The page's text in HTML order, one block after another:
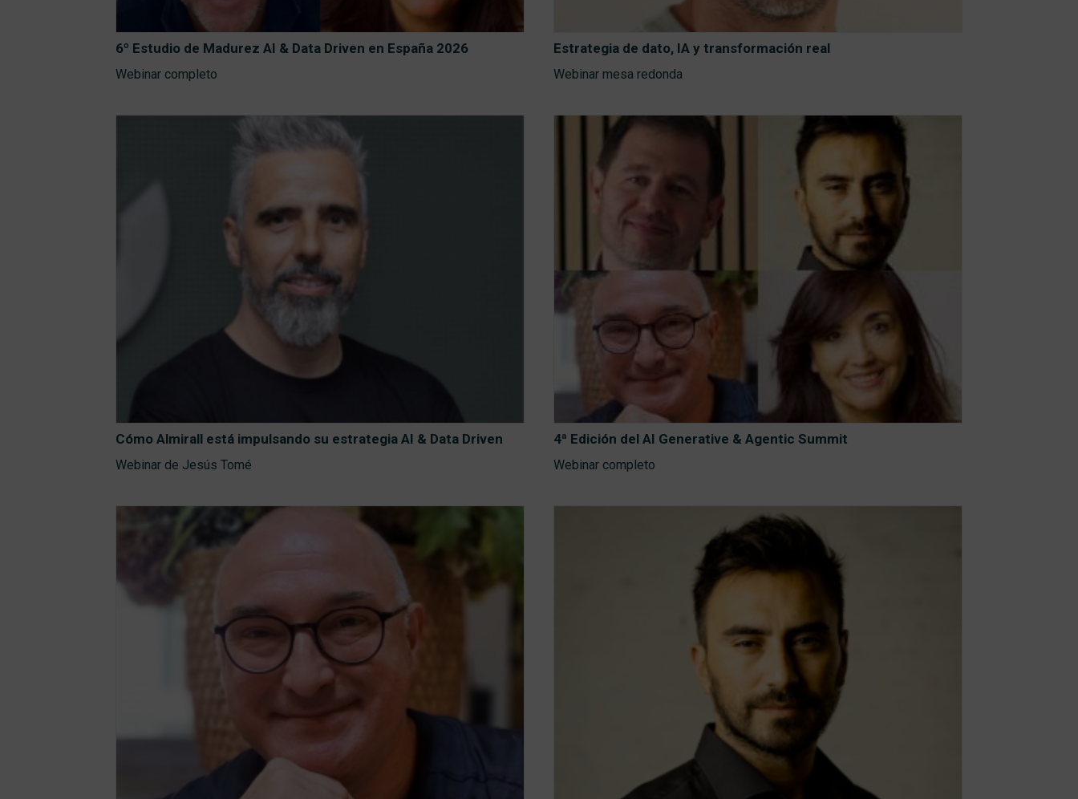
6º Estudio de Madurez AI & Data Driven en España 2026
Webinar completo
Estrategia de dato, IA y transformación real
Webinar mesa redonda
Cómo Almirall está impulsando su estrategia AI & Data Driven
Webinar de Jesús Tomé
4ª Edición del AI Generative & Agentic Summit
Webinar completo